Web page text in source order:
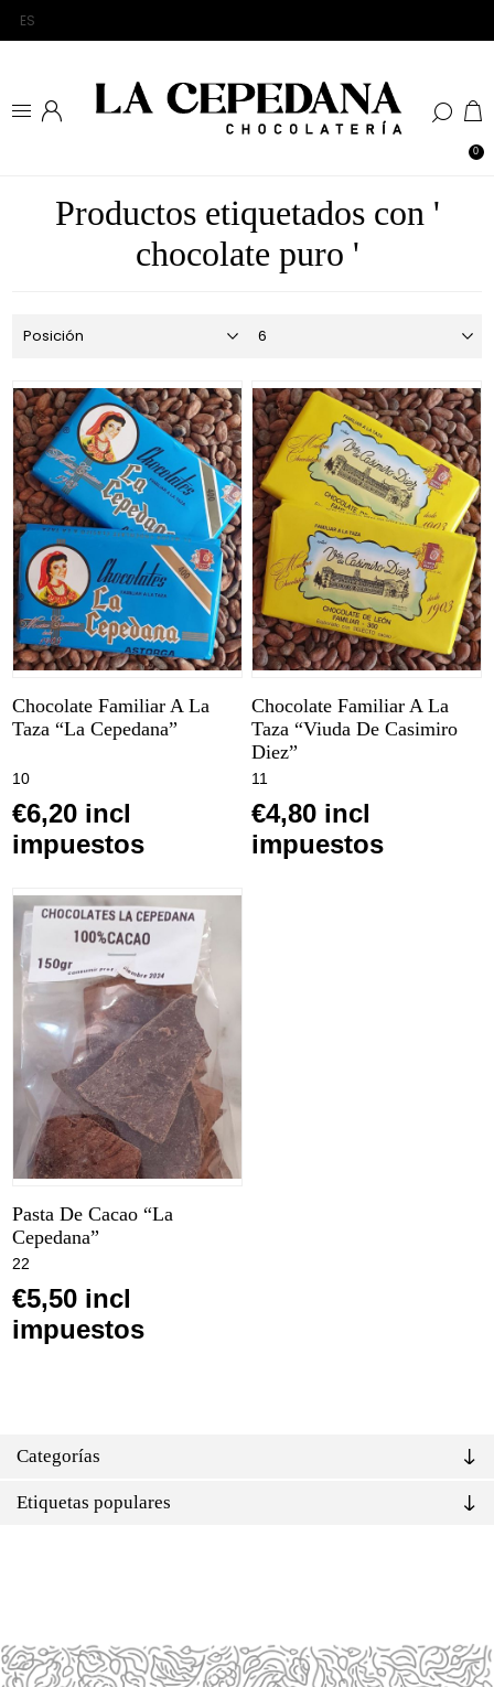
0
Categorías
Etiquetas populares
Productos etiquetados con '
chocolate puro '
Chocolate Familiar A La
Taza “La Cepedana”
10
€6,20 incl
impuestos
Chocolate Familiar A La
Taza “Viuda De Casimiro
Diez”
11
€4,80 incl
impuestos
Pasta De Cacao “La
Cepedana”
22
€5,50 incl
impuestos